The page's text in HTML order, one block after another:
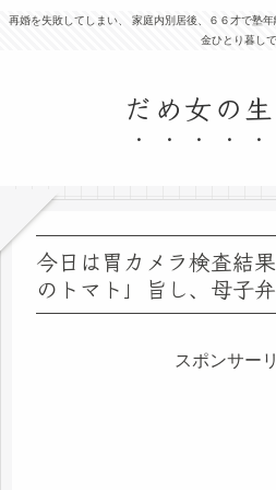
再婚を失敗してしまい、 家庭内別居後、６６才で塾
金ひとり暮し
だめ女の
今日は胃カメラ検査結
のトマト」旨し、母子
スポンサー